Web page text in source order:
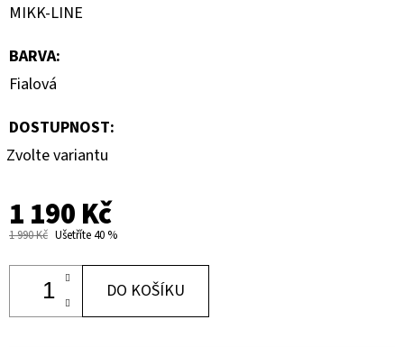
MIKK-LINE
BARVA:
Fialová
DOSTUPNOST:
Zvolte variantu
1 190 Kč
1 990 Kč Ušetříte 40 %
DO KOŠÍKU